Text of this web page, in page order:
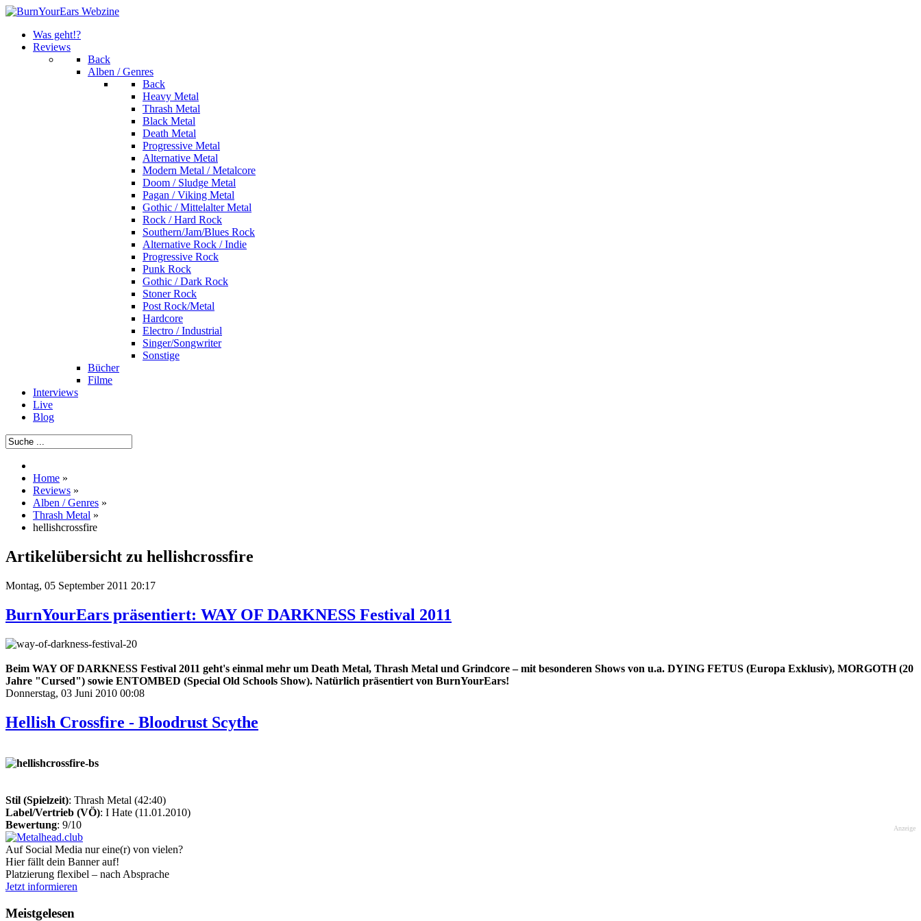
Was geht!?
Reviews
Back
Alben / Genres
Back
Heavy Metal
Thrash Metal
Black Metal
Death Metal
Progressive Metal
Alternative Metal
Modern Metal / Metalcore
Doom / Sludge Metal
Pagan / Viking Metal
Gothic / Mittelalter Metal
Rock / Hard Rock
Southern/Jam/Blues Rock
Alternative Rock / Indie
Progressive Rock
Punk Rock
Gothic / Dark Rock
Stoner Rock
Post Rock/Metal
Hardcore
Electro / Industrial
Singer/Songwriter
Sonstige
Bücher
Filme
Interviews
Live
Blog
Home »
Reviews »
Alben / Genres »
Thrash Metal »
hellishcrossfire
Artikelübersicht zu hellishcrossfire
Montag, 05 September 2011 20:17
BurnYourEars präsentiert: WAY OF DARKNESS Festival 2011
Beim WAY OF DARKNESS Festival 2011 geht's einmal mehr um Death Metal, Thrash Metal und Grindcore – mit besonderen Shows von u.a. DYING FETUS (Europa Exklusiv), MORGOTH (20
Jahre "Cursed") sowie ENTOMBED (Special Old Schools Show). Natürlich präsentiert von BurnYourEars!
Donnerstag, 03 Juni 2010 00:08
Hellish Crossfire - Bloodrust Scythe
Stil (Spielzeit): Thrash Metal (42:40)
Label/Vertrieb (VÖ): I Hate (11.01.2010)
Bewertung: 9/10 Anzeige
Auf Social Media nur eine(r) von vielen?
Hier fällt dein Banner auf!
Platzierung flexibel – nach Absprache
Jetzt informieren
Meistgelesen